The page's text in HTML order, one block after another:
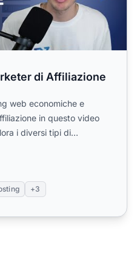
di Affiliazione
web economiche e
in questo video
i diversi tipi di
+3